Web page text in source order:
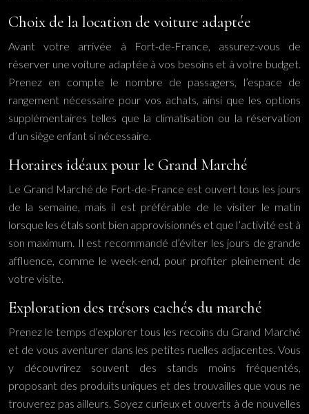
Choix de la location de voiture adaptée
Avant votre arrivée à Fort-de-France, assurez-vous de
réserver une voiture adaptée à vos besoins et à votre budget.
Prenez en compte le nombre de passagers, l’espace de
rangement nécessaire pour vos achats, ainsi que les options
supplémentaires telles que la climatisation ou la réservation
d’un siège enfant si nécessaire.
Horaires idéaux pour le Grand Marché
Le Grand Marché de Fort-de-France est ouvert tous les jours
de la semaine, mais il est préférable de le visiter le matin
lorsque les étals sont bien approvisionnés et que l’activité est à
son maximum. Il est recommandé d’éviter les jours de grande
affluence, comme le week-end, pour profiter pleinement de
votre visite.
Exploration des trésors cachés du marché
Prenez le temps d’explorer tous les recoins du Grand Marché
et de vous aventurer dans les petites ruelles adjacentes. Vous
y découvrirez souvent des stands moins fréquentés,
proposant des produits uniques et des trouvailles que vous ne
trouverez pas ailleurs. Soyez curieux et ouverts à de nouvelles